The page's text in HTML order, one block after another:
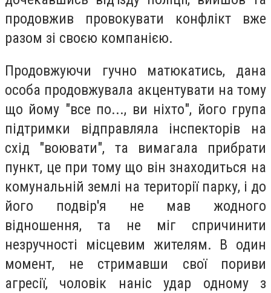
продовжив провокувати конфлікт вже
разом зі своєю компанією.
Продовжуючи гучно матюкатись, дана
особа продовжувала акцентувати на тому
що йому "все по..., ви ніхто", його група
підтримки відправляла інспекторів на
схід "воювати", та вимагала прибрати
пункт, це при тому що він знаходиться на
комунальній землі на території парку, і до
його подвір'я не мав жодного
відношення, та не міг спричинити
незручності місцевим жителям. В один
момент, не стримавши свої пориви
агресії, чоловік наніс удар одному з